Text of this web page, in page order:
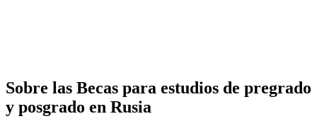
Sobre las Becas para estudios de pregrado
y posgrado en Rusia